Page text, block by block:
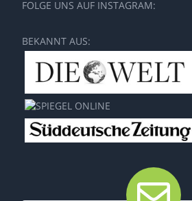
FOLGE UNS AUF INSTAGRAM:
BEKANNT AUS: